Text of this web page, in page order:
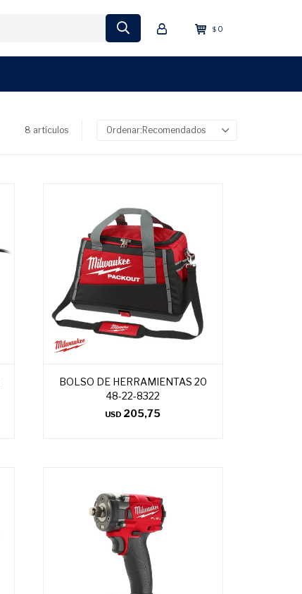
$ 0
8 artículos Recomendados
BOLSO DE HERRAMIENTAS 20
48-22-8322
USD 205,75